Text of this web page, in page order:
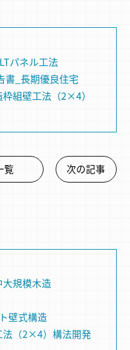
パネル⼯法
書_長期優良住宅
枠組壁⼯法（2×4）
覧 次の記事
大規模木造
壁式構造
（2×4） 構法開発